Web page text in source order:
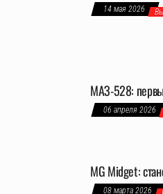
14 мая 2026
МАЗ-528:
06 апреля 2026
MG Midget:
08 марта 2026